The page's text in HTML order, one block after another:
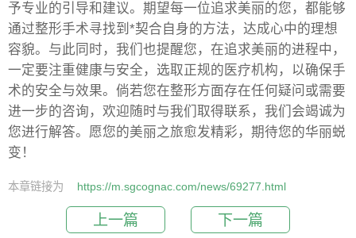
予专业的引导和建议。期望每一位追求美丽的您，都能够
通过整形手术寻找到*契合自身的方法，达成心中的理想
容貌。与此同时，我们也提醒您，在追求美丽的进程中，
一定要注重健康与安全，选取正规的医疗机构，以确保手
术的安全与效果。倘若您在整形方面存在任何疑问或需要
进一步的咨询，欢迎随时与我们取得联系，我们会竭诚为
您进行解答。愿您的美丽之旅愈发精彩，期待您的华丽蜕
变！
本章链接为 https://m.sgcognac.com/news/69277.html
上一篇 下一篇